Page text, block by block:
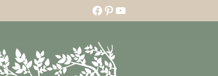
Facebook
Pinterest
YouTube